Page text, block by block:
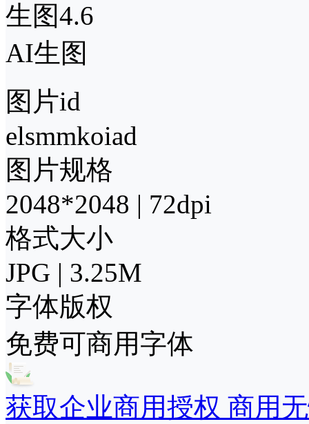
生图4.6
AI生图
图片id
elsmmkoiad
图片规格
2048*2048 | 72dpi
格式大小
JPG | 3.25M
字体版权
免费可商用字体
获取企业商用授权 商用